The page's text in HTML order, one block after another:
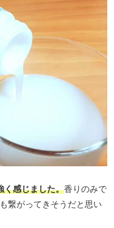
く感じました。香りのみで
繋がってきそうだと思い